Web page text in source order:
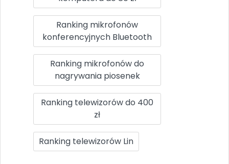
Ranking mikrofonów
konferencyjnych Bluetooth
Ranking mikrofonów do
nagrywania piosenek
Ranking telewizorów do 400
zł
Ranking telewizorów Lin